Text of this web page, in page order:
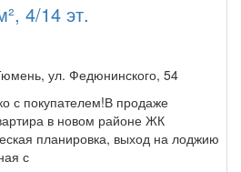
4/14 эт.
ул. Федюнинского, 54
с покупателем!В продаже
в новом районе ЖК
планировка, выход на лоджию
с